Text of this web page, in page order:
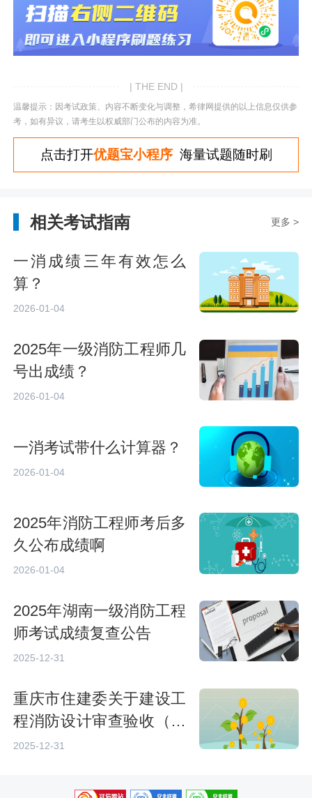
| THE END |
温馨提示：因考试政策、内容不断变化与调整，希律网提供的以上信息仅供参
考，如有异议，请考生以权威部门公布的内容为准。
点击打开优题宝小程序海量试题随时刷
相关考试指南 更多 >
一消成绩三年有效怎么
算？
2026-01-04
2025年一级消防工程师几
号出成绩？
2026-01-04
一消考试带什么计算器？
2026-01-04
2025年消防工程师考后多
久公布成绩啊
2026-01-04
2025年湖南一级消防工程
师考试成绩复查公告
2025-12-31
重庆市住建委关于建设工
程消防设计审查验收（备
案）实行电子证照的通知
2025-12-31